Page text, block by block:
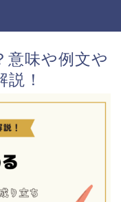
意味や例文や
！